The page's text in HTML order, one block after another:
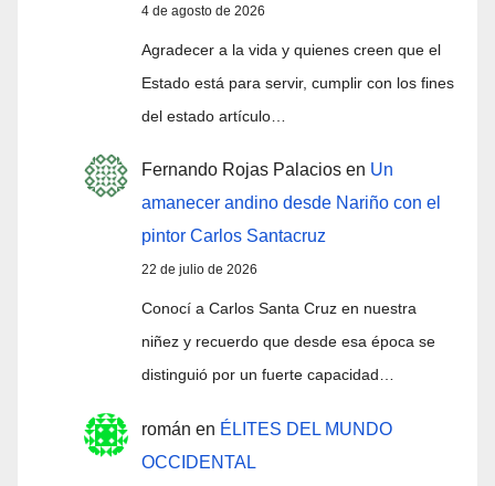
4 de agosto de 2026
Agradecer a la vida y quienes creen que el
Estado está para servir, cumplir con los fines
del estado artículo…
Fernando Rojas Palacios en Un
amanecer andino desde Nariño con el
pintor Carlos Santacruz
22 de julio de 2026
Conocí a Carlos Santa Cruz en nuestra
niñez y recuerdo que desde esa época se
distinguió por un fuerte capacidad…
román en ÉLITES DEL MUNDO
OCCIDENTAL